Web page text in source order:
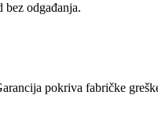
odgađanja.
pokriva fabričke